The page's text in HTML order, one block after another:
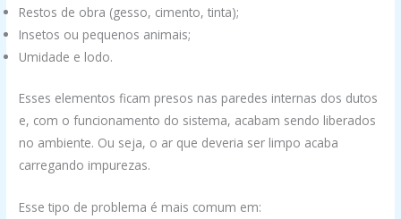
Restos de obra (gesso, cimento, tinta);
Insetos ou pequenos animais;
Umidade e lodo.
Esses elementos ficam presos nas paredes internas dos dutos
e, com o funcionamento do sistema, acabam sendo liberados
no ambiente. Ou seja, o ar que deveria ser limpo acaba
carregando impurezas.
Esse tipo de problema é mais comum em: